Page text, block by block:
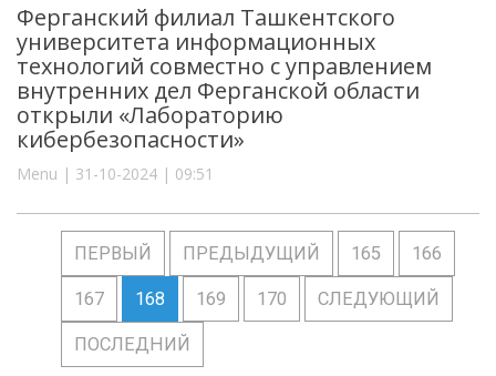
Ферганский филиал Ташкентского
университета информационных
технологий совместно с управлением
внутренних дел Ферганской области
открыли «Лабораторию
кибербезопасности»
Menu | 31-10-2024 | 09:51
ПЕРВЫЙ ПРЕДЫДУЩИЙ 165 166
167 168 169 170 СЛЕДУЮЩИЙ
ПОСЛЕДНИЙ